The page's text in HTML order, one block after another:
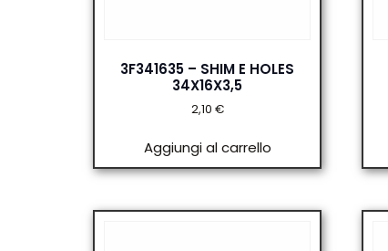
3F341635 – SHIM E HOLES
34X16X3,5
2,10 €
Aggiungi al carrello